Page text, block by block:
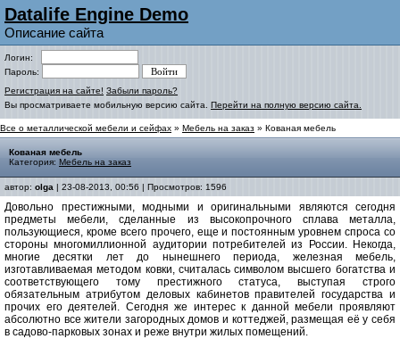
Datalife Engine Demo
Описание сайта
Логин:
Пароль:
Регистрация на сайте! Забыли пароль?
Вы просматриваете мобильную версию сайта. Перейти на полную версию сайта.
Все о металлической мебели и сейфах » Мебель на заказ » Кованая мебель
Кованая мебель
Категория: Мебель на заказ
автор: olga | 23-08-2013, 00:56 | Просмотров: 1596
Довольно престижными, модными и оригинальными являются сегодня
предметы мебели, сделанные из высокопрочного сплава металла,
пользующиеся, кроме всего прочего, еще и постоянным уровнем спроса со
стороны многомиллионной аудитории потребителей из России. Некогда,
многие десятки лет до нынешнего периода, железная мебель,
изготавливаемая методом ковки, считалась символом высшего богатства и
соответствующего тому престижного статуса, выступая строго
обязательным атрибутом деловых кабинетов правителей государства и
прочих его деятелей. Сегодня же интерес к данной мебели проявляют
абсолютно все жители загородных домов и коттеджей, размещая её у себя
в садово-парковых зонах и реже внутри жилых помещений.